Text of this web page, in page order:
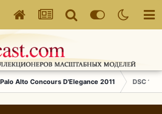
Palo Alto Concours D'Elegance 2011 DSC